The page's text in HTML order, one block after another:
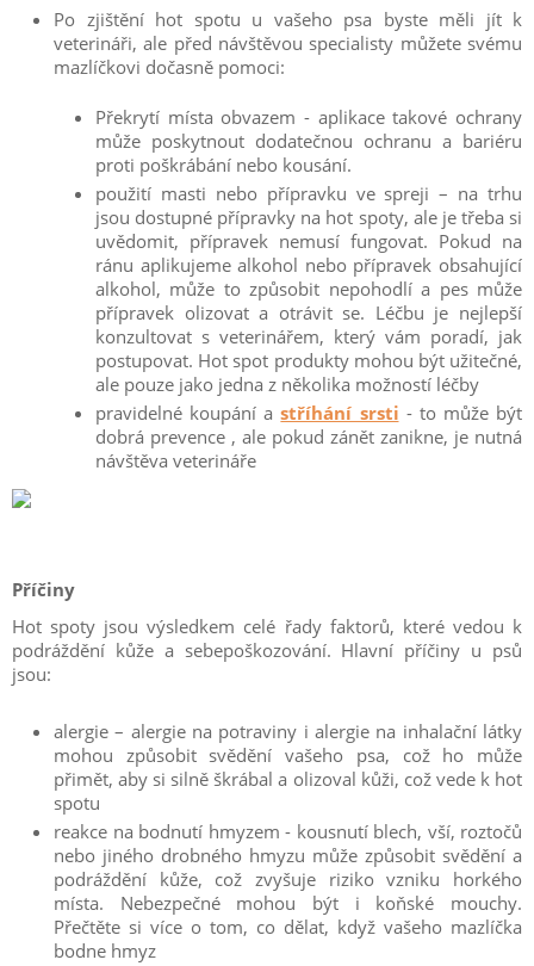
Po zjištění hot spotu u vašeho psa byste měli jít k
veterináři, ale před návštěvou specialisty můžete svému
mazlíčkovi dočasně pomoci:
Překrytí místa obvazem - aplikace takové ochrany
může poskytnout dodatečnou ochranu a bariéru
proti poškrábání nebo kousání.
použití masti nebo přípravku ve spreji – na trhu
jsou dostupné přípravky na hot spoty, ale je třeba si
uvědomit, přípravek nemusí fungovat. Pokud na
ránu aplikujeme alkohol nebo přípravek obsahující
alkohol, může to způsobit nepohodlí a pes může
přípravek olizovat a otrávit se. Léčbu je nejlepší
konzultovat s veterinářem, který vám poradí, jak
postupovat. Hot spot produkty mohou být užitečné,
ale pouze jako jedna z několika možností léčby
pravidelné koupání astříhání srsti - to může být
dobrá prevence , ale pokud zánět zanikne, je nutná
návštěva veterináře
Příčiny
Hot spoty jsou výsledkem celé řady faktorů, které vedou k
podráždění kůže a sebepoškozování. Hlavní příčiny u psů
jsou:
alergie – alergie na potraviny i alergie na inhalační látky
mohou způsobit svědění vašeho psa, což ho může
přimět, aby si silně škrábal a olizoval kůži, což vede k hot
spotu
reakce na bodnutí hmyzem - kousnutí blech, vší, roztočů
nebo jiného drobného hmyzu může způsobit svědění a
podráždění kůže, což zvyšuje riziko vzniku horkého
místa. Nebezpečné mohou být i koňské mouchy.
Přečtěte si více o tom, co dělat, když vašeho mazlíčka
bodne hmyz